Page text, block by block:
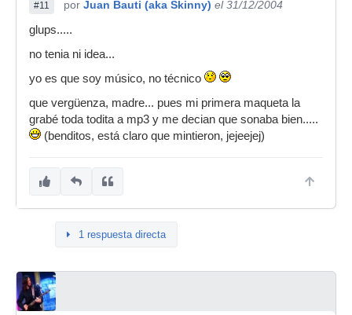
#11 por Juan Bauti (aka Skinny) el 31/12/2004
glups.....
no tenia ni idea...
yo es que soy músico, no técnico
que vergüenza, madre... pues mi primera maqueta la
grabé toda todita a mp3 y me decian que sonaba bien.....
(benditos, está claro que mintieron, jejeejej)
1 respuesta directa